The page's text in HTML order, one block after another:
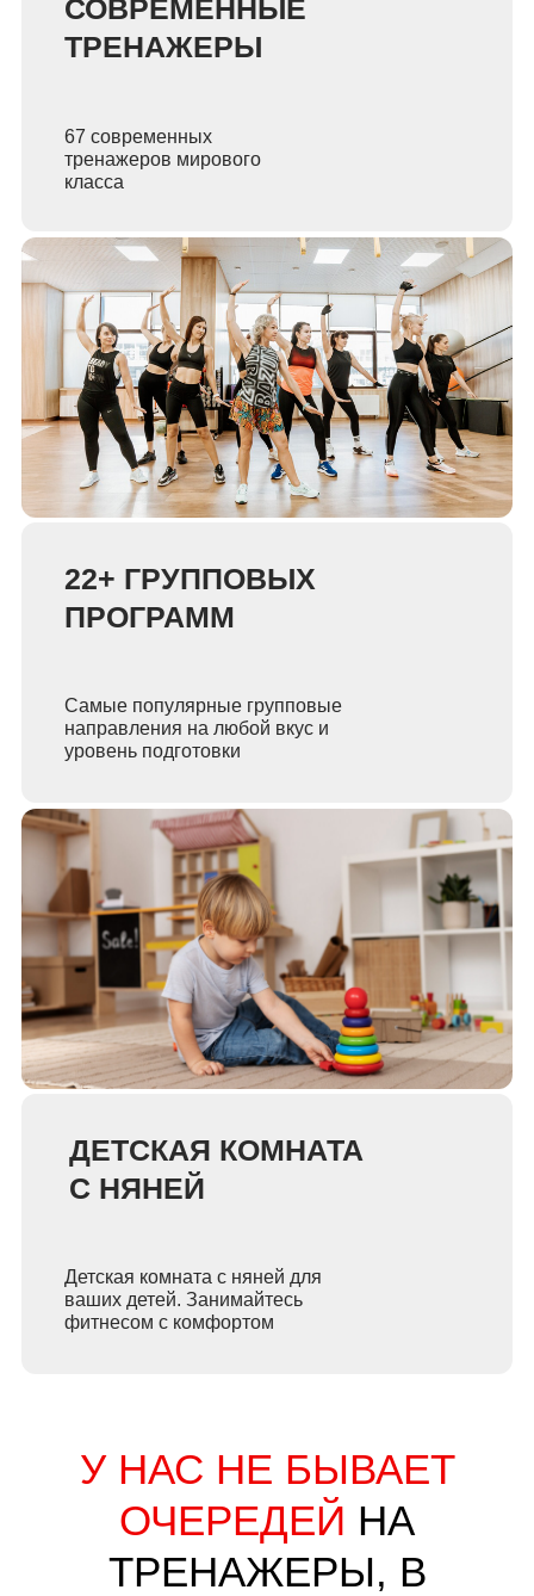
У НАС НЕ БЫВАЕТ
ОЧЕРЕДЕЙ НА
ТРЕНАЖЕРЫ, В
Детская комната с няней для
ваших детей. Занимайтесь
фитнесом с комфортом
ДЕТСКАЯ КОМНАТА
С НЯНЕЙ
67 современных
тренажеров мирового
класса
СОВРЕМЕННЫЕ
ТРЕНАЖЕРЫ
Самые популярные групповые
направления на любой вкус и
уровень подготовки
22+ ГРУППОВЫХ
ПРОГРАММ